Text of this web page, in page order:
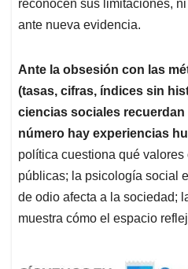
reconocen sus limitaciones,
ante nueva evidencia.
Ante la obsesión con las
(tasas, cifras, índices sin
ciencias sociales
número hay experiencias
política cuestiona qué
públicas; la psicología social
de odio afecta a la sociedad;
muestra cómo el espacio